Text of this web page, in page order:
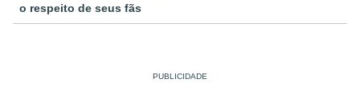
o respeito de seus fãs